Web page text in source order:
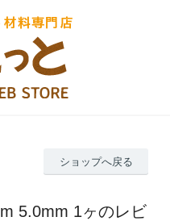
ショップへ戻る
5.0mm 1ヶのレビ